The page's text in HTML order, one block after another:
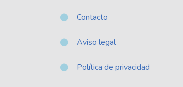
Contacto
Aviso legal
Política de privacidad